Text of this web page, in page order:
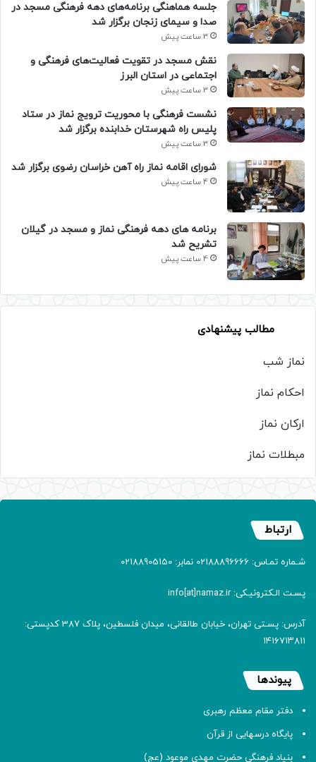
جلسه هماهنگی برنامه‌های دهه فرهنگی مسجد در
صدا و سیمای زنجان برگزار شد
3 ساعت پیش
نقش مسجد در تقویت فعالیت‌های فرهنگی و
اجتماعی در استان البرز
3 ساعت پیش
نشست فرهنگی با محوریت ترویج نماز در ستاد
پلیس راه شهرستان خدابنده برگزار شد
3 ساعت پیش
شورای اقامه نماز راه آهن خراسان رضوی برگزار شد
4 ساعت پیش
برنامه های دهه فرهنگی نماز و مسجد در گیلان
تشریح شد
4 ساعت پیش
مطالب پیشنهادی
نماز شب
احکام نماز
ارکان نماز
مبطلات نماز
ارتباط
شـماره تمـاس: 02188896666 نمابر: 02188905150
پسـت الـکترونیـکی: info[at]namaz.ir
آدرس: پسـتی تهران، خیابان طالقانی، میدان فلسطین، پلاک 387 کدپستی:
۱۴۱۶۷۱۳۸۱۱
پیوندها
دفتر مقام معظم رهبری
پایگاه درسهایی از قرآن
بنیاد فرهنگی حضرت مهدی موعود (عج)